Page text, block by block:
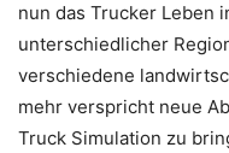
nun das Trucker Leben
unterschiedlicher
verschiedene
mehr verspricht neue
Truck Simulation zu